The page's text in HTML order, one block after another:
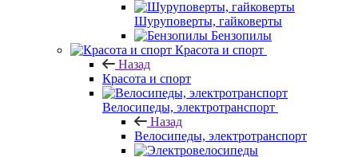
Шуруповерты, гайковерты
Бензопилы
Красота и спорт
Назад
Красота и спорт
Велосипеды, электротранспорт
Назад
Велосипеды, электротранспорт